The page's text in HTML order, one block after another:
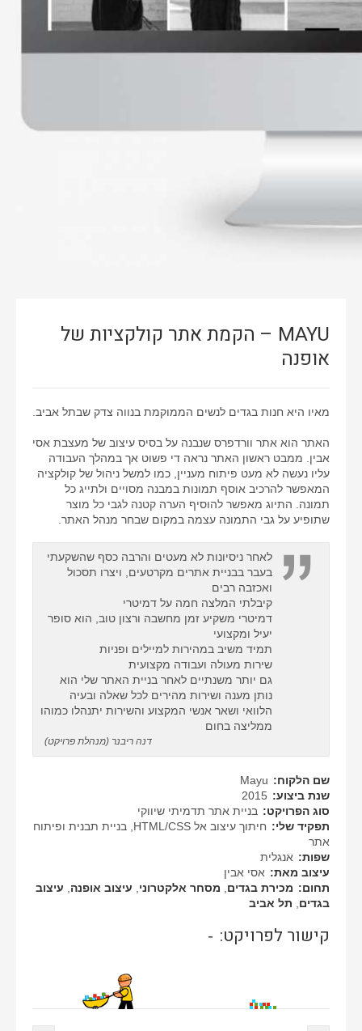
MAYU – הקמת אתר קולקציות של
אופנה
מאיו היא חנות בגדים לנשים הממוקמת בנווה צדק שבתל אביב.
האתר הוא אתר וורדפרס שנבנה על בסיס עיצוב של מעצבת אסי
אבין. ממבט ראשון האתר נראה די פשוט אך במהלך העבודה
עליו נעשה לא מעט פיתוח מעניין, כמו למשל ניהול של קולקציה
המאפשר להרכיב אוסף תמונות במבנה מסויים ולתייג כל
תמונה. התיוג מאפשר להוסיף הערה קטנה לגבי כל מוצר
שתופיע על גבי התמונה עצמה במקום שבחר מנהל האתר.
לאחר ניסיונות לא מעטים והרבה כסף שהשקעתי
בעבר בבניית אתרים מקרטעים, ויצרו תסכול
ואכזבה רבים
קיבלתי המלצה חמה על דמיטרי
דמיטרי משקיע זמן מחשבה ורצון טוב, הוא סופר
יעיל ומקצועי
תמיד משיב במהירות למיילים ופניות
שירות מעולה ועבודה מקצועית
גם יותר משנתיים לאחר בניית האתר שלי הוא
נותן מענה ושירות מהירים לכל שאלה ובעיה
הלוואי ושאר אנשי המקצוע והשירות יתנהלו כמוהו
ממליצה בחום
דנה ריבנר (מנהלת פרויקט)
שם הלקוח:
שנת ביצוע:
סוג הפרויקט: בניית אתר תדמיתי שיווקי
תפקיד שלי:
חיתוך עיצוב אל HTML/CSS, בניית תבנית ופיתוח
אתר
שפות: אנגלית
עיצוב מאת: אסי אבין
תחום: מכירת בגדים, מסחר אלקטרוני, עיצוב אופנה, עיצוב
בגדים, תל אביב
קישור לפרויקט: -